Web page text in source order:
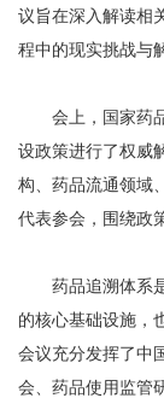
议旨在深入解读相
程中的现实挑战与
会上，国家药品
设政策进行了权威
构、药品流通领域
代表参会，围绕政
药品追溯体系是
的核心基础设施，
会议充分发挥了中
会、药品使用监管